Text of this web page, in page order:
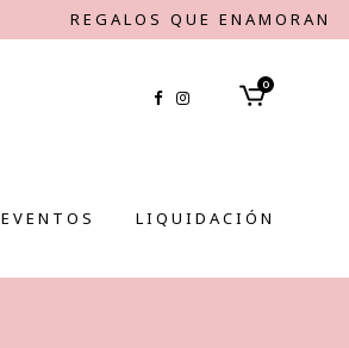
REGALOS QUE ENAMORAN
0
EVENTOS LIQUIDACIÓN